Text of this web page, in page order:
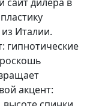
дилера в
Италии.
гипнотические
акцент: